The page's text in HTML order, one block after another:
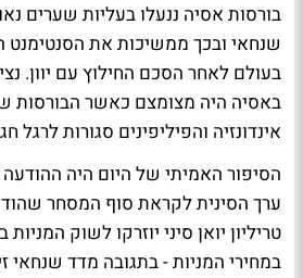
בורסות אסיה ננעלו בעליות שערים
שנחאי ובכך ממשיכות את הסנטימנט
בעולם לאחר הסכם החילוץ עם יוון.
באסיה היה מצומצם כאשר הבורסות
אינדונזיה והפיליפינים סגורות לרגל
הסיפור האמיתי של היום היה
טריליון יואן סיני יוזרקו לשוק
במחירי המניות - בתגובה מדד שנחאי זינק